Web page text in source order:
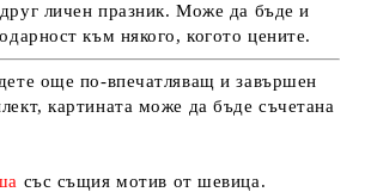
личен празник. Може да бъде и
към някого, когото цените.
още по-впечатляващ и завършен
картината може да бъде съчетана
със същия мотив от шевица.